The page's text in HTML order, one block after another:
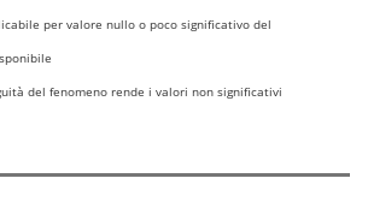
per valore nullo o poco significativo del
del fenomeno rende i valori non significativi